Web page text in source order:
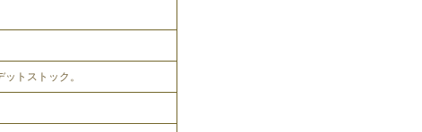
トストック。